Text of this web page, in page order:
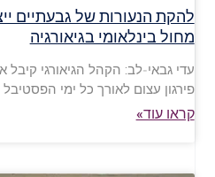
להקת הנעורות של גבעתיים
מחול בינלאומי בגיאורגיה
עדי גבאי-לב: הקהל הגיאורגי קיבל
פירגון עצום לאורך כל ימי הפסטיבל
קראו עוד»